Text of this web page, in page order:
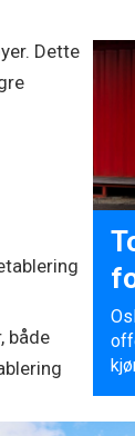
Dette
både